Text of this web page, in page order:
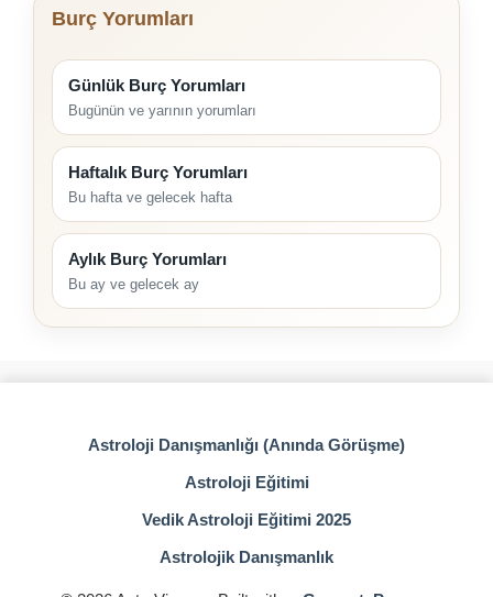
Burç Yorumları
Günlük Burç Yorumları
Bugünün ve yarının yorumları
Haftalık Burç Yorumları
Bu hafta ve gelecek hafta
Aylık Burç Yorumları
Bu ay ve gelecek ay
Astroloji Danışmanlığı (Anında Görüşme)
Astroloji Eğitimi
Vedik Astroloji Eğitimi 2025
Astrolojik Danışmanlık